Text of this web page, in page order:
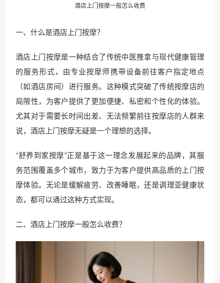
酒店上门按摩一般怎么收费
一、什么是酒店上门按摩？
酒店上门按摩是一种结合了传统中医推拿与现代健康管理
的服务形式，由专业按摩师携带设备前往客户指定地点
（如酒店房间）进行服务。这种模式突破了传统按摩店的
局限性，为客户提供了更加便捷、私密和个性化的体验。
尤其对于需要长时间出差、无法频繁前往按摩店的人群来
说，酒店上门按摩无疑是一个理想的选择。
“舒养到家按摩”正是基于这一理念发展起来的品牌，其服
务范围覆盖多个城市，致力于为客户提供高品质的上门按
摩体验。无论是缓解疲劳、改善睡眠，还是调理亚健康状
态，都可以通过这种方式实现。
二、酒店上门按摩一般怎么收费？